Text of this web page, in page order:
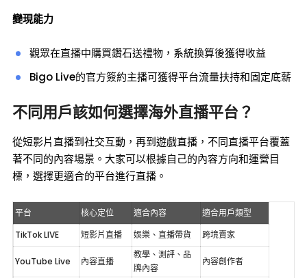
變現能力
觀眾在直播中購買鑽石送禮物，系統換算後獲得收益
Bigo Live的官方簽約主播可獲得平台流量扶持和固定底薪
不同用戶該如何選擇海外直播平台？
從短影片直播到社交互動，再到遊戲直播，不同直播平台覆蓋
著不同的內容場景。大家可以根據自己的內容方向和運營目
標，選擇更適合的平台進行直播。
平台 核心定位 適合內容
適合用戶類型
TikTok LIVE
短影片直播 娛樂、直播帶貨 跨境賣家
YouTube Live 內容直播
教學、測評、品
牌內容
內容創作者